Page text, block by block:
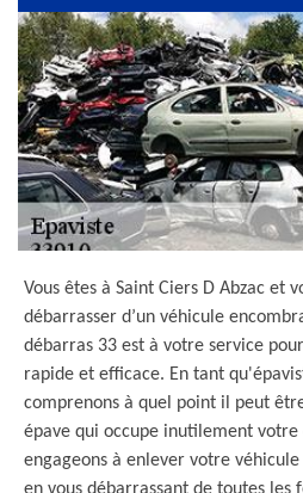
Vous êtes à Saint Ciers D Abzac et
débarrasser d’un véhicule
débarras 33 est à votre service
rapide et efficace. En tant
comprenons à quel point il peut
épave qui occupe inutilement votre
engageons à enlever votre